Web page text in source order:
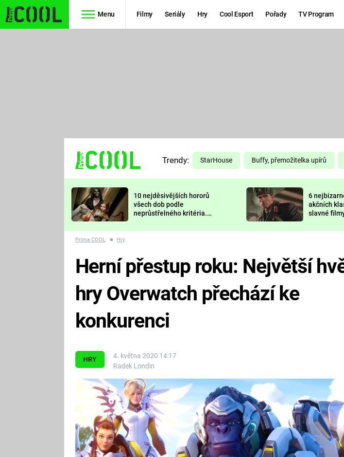
Menu Filmy Seriály Hry Cool Esport Pořady TV Program
TŘESKU
FUTURAMA
PREDÁTOR
DELIVERANCE
Trendy: StarHouse Buffy, přemožitelka upírů
10 nejděsivějších hororů
všech dob podle
neprůstřelného kritéria.
nejvíc zvednou tep?
6
akčních
slavné
Prima COOL ■ Hry
HRY
4. května 2020 14:17
Radek Londin
Herní přestup roku: Největší
hry Overwatch přechází ke
konkurenci